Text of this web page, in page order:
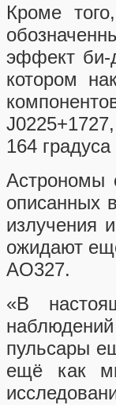
Кроме
эффект би-
котором
164
Астрономы
описанных
излучения
ожидают
AO327.
«В
пульсары
ещё как